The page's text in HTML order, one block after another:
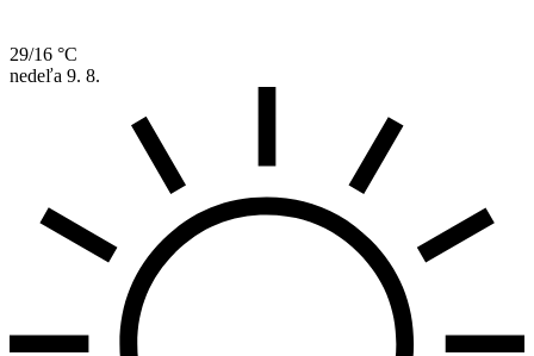
29/16 °C
nedeľa 9. 8.